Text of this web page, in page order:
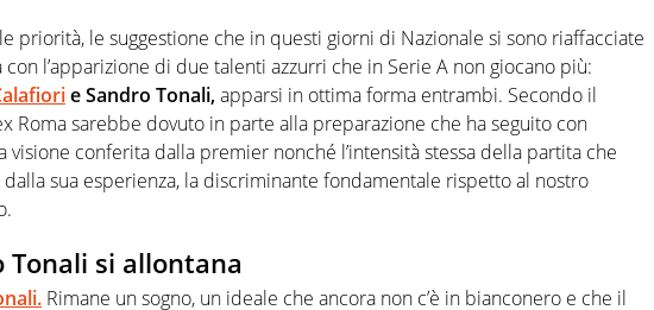
priorità, le suggestione che in questi giorni di Nazionale si sono riaffacciate
con l’apparizione di due talenti azzurri che in Serie A non giocano più:
e Sandro Tonali,apparsi in ottima forma entrambi. Secondo il
Roma sarebbe dovuto in parte alla preparazione che ha seguito con
visione conferita dalla premier nonché l’intensità stessa della partita che
dalla sua esperienza, la discriminante fondamentale rispetto al nostro
Tonali si allontana
. Rimane un sogno, un ideale che ancora non c’è in bianconero e che il